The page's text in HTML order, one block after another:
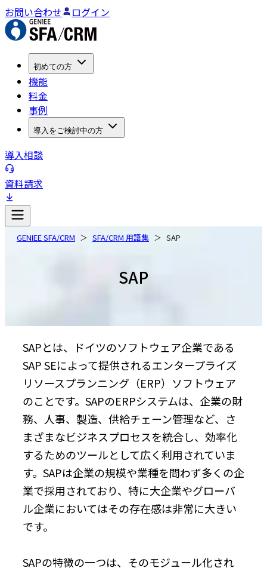
お問い合わせ ログイン
初めての方
機能
料金
事例
導入をご検討中の方
導入相談
資料請求
GENIEE SFA/CRM SFA/CRM 用語集 SAP
SAP
SAPとは、ドイツのソフトウェア企業である
SAP SEによって提供されるエンタープライズ
リソースプランニング（ERP）ソフトウェア
のことです。SAPのERPシステムは、企業の財
務、人事、製造、供給チェーン管理など、さ
まざまなビジネスプロセスを統合し、効率化
するためのツールとして広く利用されていま
す。SAPは企業の規模や業種を問わず多くの企
業で採用されており、特に大企業やグローバ
ル企業においてはその存在感は非常に大きい
です。
SAPの特徴の一つは、そのモジュール化され